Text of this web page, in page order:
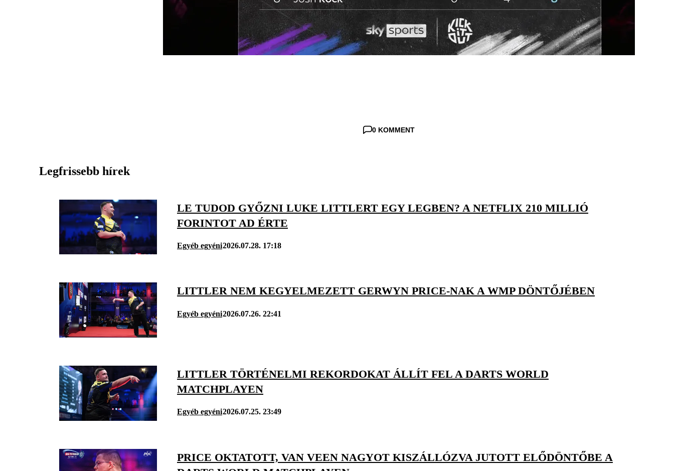
0 KOMMENT
Legfrissebb hírek
LE TUDOD GYŐZNI LUKE LITTLERT EGY LEGBEN? A NETFLIX 210 MILLIÓ
FORINTOT AD ÉRTE
Egyéb egyéni2026.07.28. 17:18
LITTLER NEM KEGYELMEZETT GERWYN PRICE-NAK A WMP DÖNTŐJÉBEN
Egyéb egyéni2026.07.26. 22:41
LITTLER TÖRTÉNELMI REKORDOKAT ÁLLÍT FEL A DARTS WORLD
MATCHPLAYEN
Egyéb egyéni2026.07.25. 23:49
PRICE OKTATOTT, VAN VEEN NAGYOT KISZÁLLÓZVA JUTOTT ELŐDÖNTŐBE A